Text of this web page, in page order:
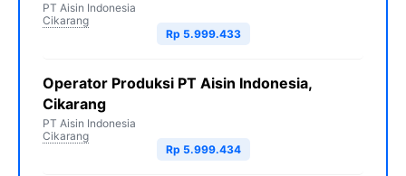
PT Aisin Indonesia
Cikarang
Rp 5.999.433
Operator Produksi PT Aisin Indonesia,
Cikarang
PT Aisin Indonesia
Cikarang
Rp 5.999.434